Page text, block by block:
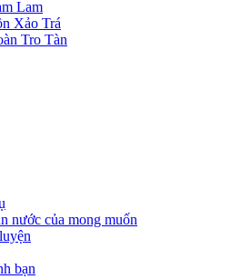
Lam
Xảo Trá
Tro Tàn
nước của mong muốn
bạn